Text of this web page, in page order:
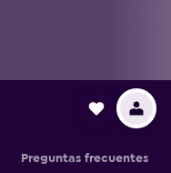
Preguntas frecuentes